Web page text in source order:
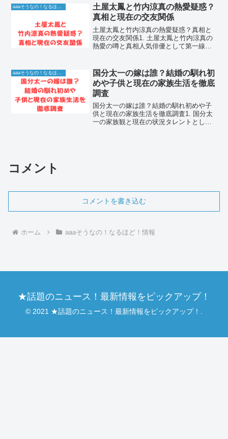
際、多くのファンから復帰を望む声が上
がりました。彼女の持...
aaaそうなの！なるほど！情報
土屋太鳳と竹内涼真の熱愛疑惑？
真相と現在の交友関係
土屋太鳳と竹内涼真の熱愛疑惑？真相と
現在の交友関係1. 土屋太鳳と竹内涼真の
熱愛の噂と真相人気俳優として第一線で
自然な演技から、過去に熱愛の噂が浮上
したことがあります。...
国分太一の嫁は誰？結婚の馴れ初
めや子供と現在の家族生活を徹底
調査
国分太一の嫁は誰？結婚の馴れ初めや子
供と現在の家族生活を徹底調査1. 国分太
一の家族観と現在の状況タレントとして
コメント
コメントを書き込む
ホーム aaaそうなの！なるほど！情報
★話題のニュース！最新情報をピックアップ！
© 2021 ★話題のニュース！最新情報をピックアップ！.